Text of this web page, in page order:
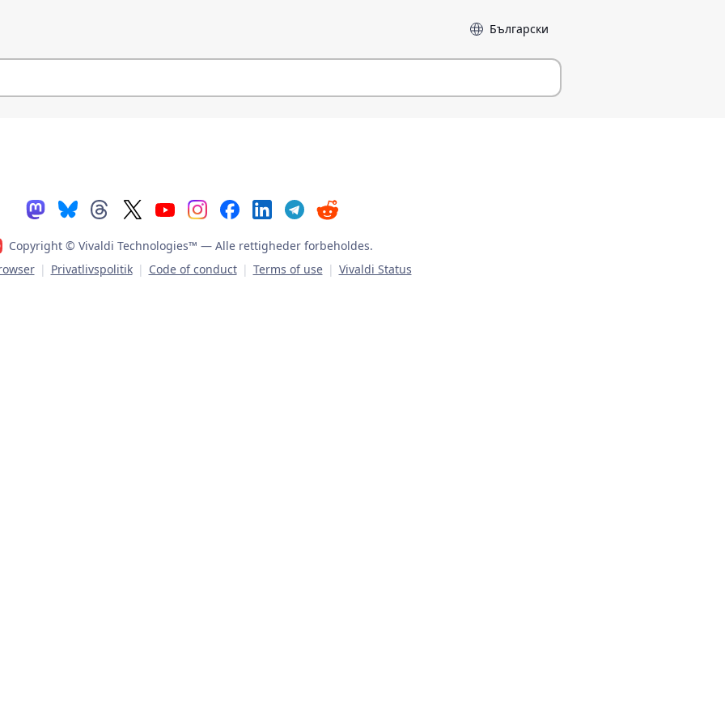
Sprog
Copyright © Vivaldi Technologies™ — Alle rettigheder forbeholdes.
| Privatlivspolitik | Code of conduct | Terms of use | Vivaldi Status